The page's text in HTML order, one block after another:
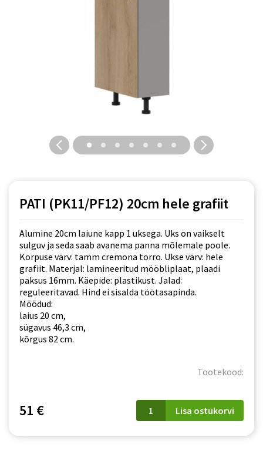
PATI (PK11/PF12) 20cm hele grafiit
Alumine 20cm laiune kapp 1 uksega. Uks on vaikselt
sulguv ja seda saab avanema panna mõlemale poole.
Korpuse värv: tamm cremona torro. Ukse värv: hele
grafiit. Materjal: lamineeritud mööbliplaat, plaadi
paksus 16mm. Käepide: plastikust. Jalad:
reguleeritavad. Hind ei sisalda töötasapinda.
Mõõdud:
laius 20 cm,
sügavus 46,3 cm,
kõrgus 82 cm.
Tootekood:
51 €
PATI
(PK11/PF12)
hele
Lisa ostukorvi